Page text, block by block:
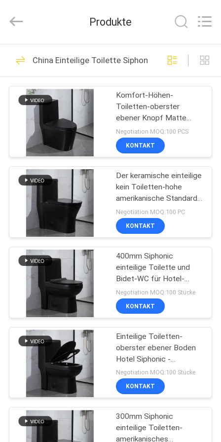
HAUS
PRODUKTE
ÜBER
FABRIK-
AUSFLUG
QUALITÄTSKONTROLLE
TRETEN
SIE
UNS
VERBINDUNG
NACHRICHTEN
FÄLLE
bathroomstoilet.com.
Reserved.
Badezimmer-
Toiletten
21
Einteilige Toilette
Siphonic
17
Einteilige umsäumte
Toilette
Ebene einteilige
Verdoppelungtoilette
19
Produkte
China Einteilige Toilette Siphonic
Komfort-Höhen-
Toiletten-oberster
ebener Knopf Matte
Black One Piece Duals
ebene
Negotiation MOQ:100 PCS
KONTAKT
Der keramische einteilige
kein Toiletten-hohe
amerikanische Standard
lösen Seat-Kommode
Negotiation MOQ:100 PC
KONTAKT
400mm Siphonic
einteilige Toilette und
Bidet-WC für Hotel-
Landhaus-Wohnung
Negotiation MOQ:100 Stücke
KONTAKT
Einteilige Toiletten-
oberster ebener Boden
Hotel Siphonic -
angebrachtes
Schwarzes
690x360x810mm
Negotiation MOQ:100 Stücke
KONTAKT
300mm Siphonic
einteilige Toiletten-
amerikanisches